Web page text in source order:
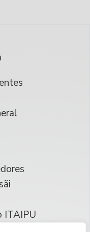
ITAIPU